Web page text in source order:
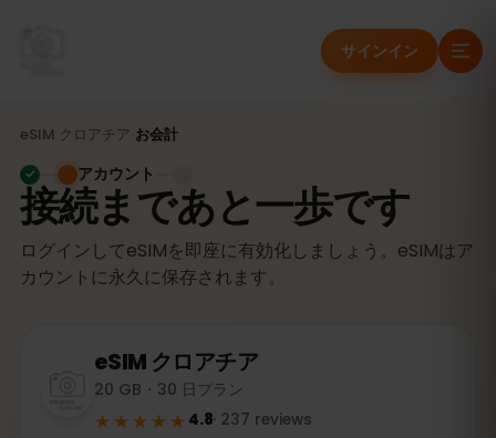
サインイン
eSIM クロアチア お会計
接続まであと一歩です
ログインしてeSIMを即座に有効化しましょう。eSIMはア
カウントに永久に保存されます。
アカウント
eSIM クロアチア
20 GB・30 日プラン
★★★★★ 4.8· 237 reviews